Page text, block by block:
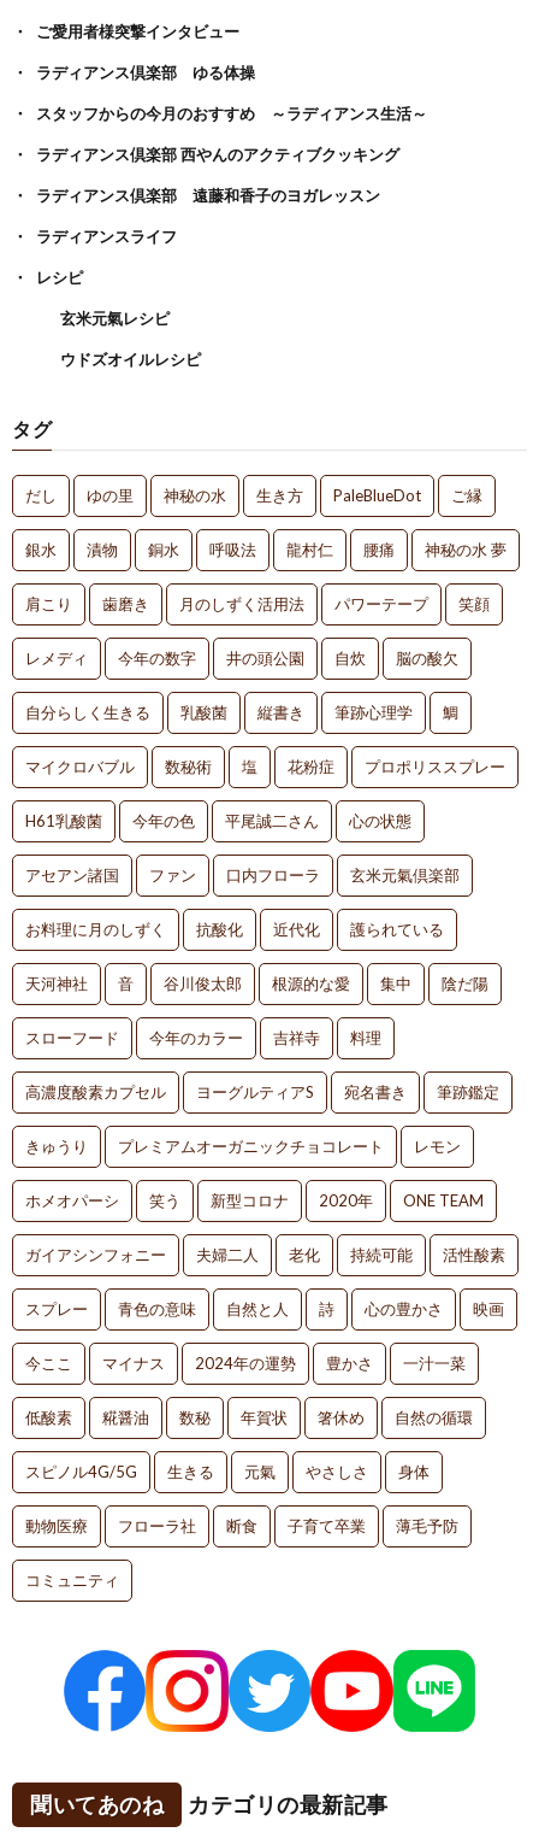
ご愛用者様突撃インタビュー
ラディアンス倶楽部 ゆる体操
スタッフからの今月のおすすめ ～ラディアンス生活～
ラディアンス倶楽部 西やんのアクティブクッキング
ラディアンス倶楽部 遠藤和香子のヨガレッスン
ラディアンスライフ
レシピ
玄米元氣レシピ
ウドズオイルレシピ
タグ
だし ゆの里 神秘の水 生き方 PaleBlueDot ご縁
銀水 漬物 銅水 呼吸法 龍村仁 腰痛 神秘の水 夢
肩こり 歯磨き 月のしずく活用法 パワーテープ 笑顔
レメディ 今年の数字 井の頭公園 自炊 脳の酸欠
自分らしく生きる 乳酸菌 縦書き 筆跡心理学 鯛
マイクロバブル 数秘術 塩 花粉症 プロポリススプレー
H61乳酸菌 今年の色 平尾誠二さん 心の状態
アセアン諸国 ファン 口内フローラ 玄米元氣倶楽部
お料理に月のしずく 抗酸化 近代化 護られている
天河神社 音 谷川俊太郎 根源的な愛 集中 陰だ陽
スローフード 今年のカラー 吉祥寺 料理
高濃度酸素カプセル ヨーグルティアS 宛名書き 筆跡鑑定
きゅうり プレミアムオーガニックチョコレート レモン
ホメオパーシ 笑う 新型コロナ 2020年 ONE TEAM
ガイアシンフォニー 夫婦二人 老化 持続可能 活性酸素
スプレー 青色の意味 自然と人 詩 心の豊かさ 映画
今ここ マイナス 2024年の運勢 豊かさ 一汁一菜
低酸素 糀醤油 数秘 年賀状 箸休め 自然の循環
スピノル4G/5G 生きる 元氣 やさしさ 身体
動物医療 フローラ社 断食 子育て卒業 薄毛予防
コミュニティ
聞いてあのね カテゴリの最新記事